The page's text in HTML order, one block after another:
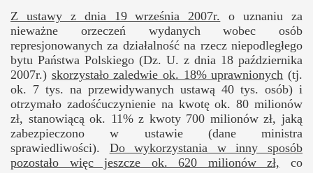
Z ustawy z dnia 19 września 2007r. o uznaniu za
nieważne orzeczeń wydanych wobec osób
represjonowanych za działalność na rzecz niepodległego
bytu Państwa Polskiego (Dz. U. z dnia 18 października
2007r.) skorzystało zaledwie ok. 18% uprawnionych (tj.
ok. 7 tys. na przewidywanych ustawą 40 tys. osób) i
otrzymało zadośćuczynienie na kwotę ok. 80 milionów
zł, stanowiącą ok. 11% z kwoty 700 milionów zł, jaką
zabezpieczono w ustawie (dane ministra
sprawiedliwości). Do wykorzystania w inny sposób
pozostało więc jeszcze ok. 620 milionów zł, co